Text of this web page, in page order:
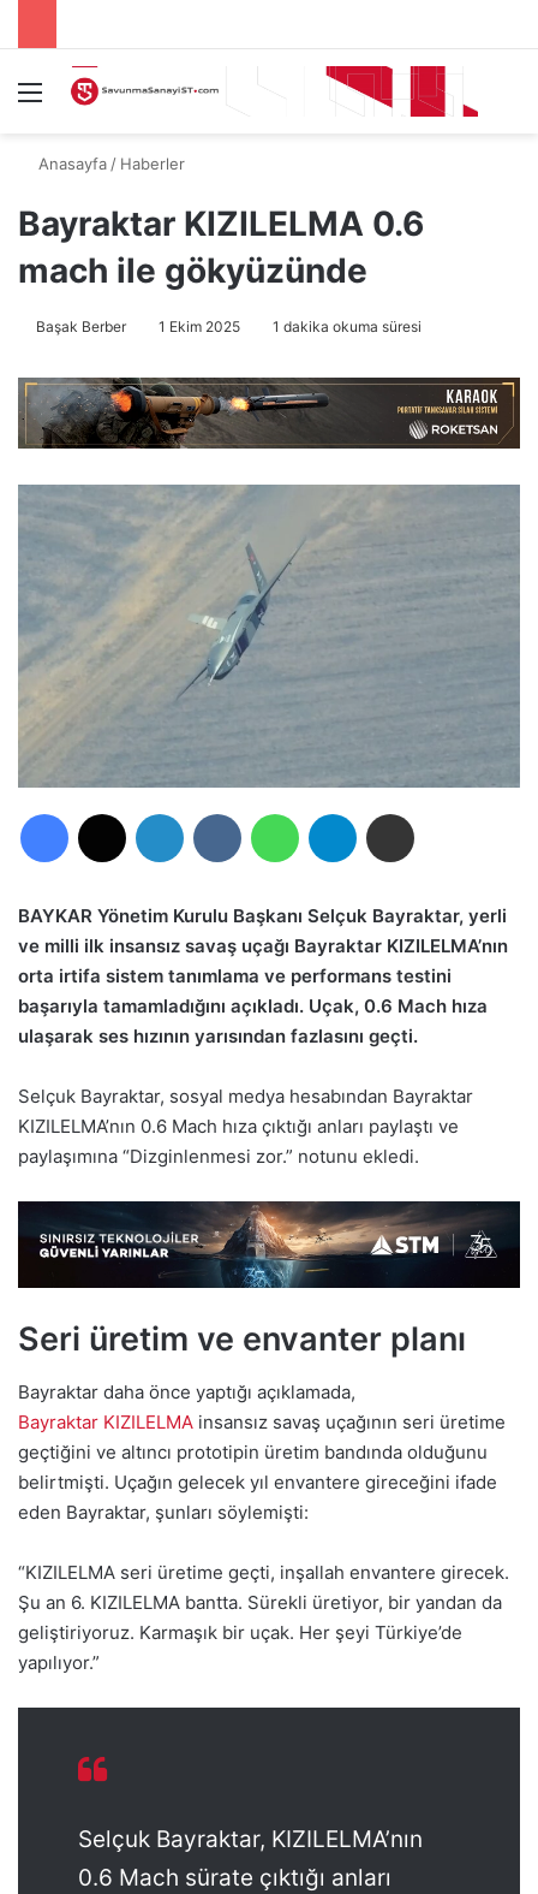
Menü
Anasayfa / Haberler
Bayraktar KIZILELMA 0.6
mach ile gökyüzünde
Başak Berber 1 Ekim 2025 1 dakika okuma süresi
BAYKAR Yönetim Kurulu Başkanı Selçuk Bayraktar, yerli
ve milli ilk insansız savaş uçağı Bayraktar KIZILELMA’nın
orta irtifa sistem tanımlama ve performans testini
başarıyla tamamladığını açıkladı. Uçak, 0.6 Mach hıza
ulaşarak ses hızının yarısından fazlasını geçti.
Selçuk Bayraktar, sosyal medya hesabından Bayraktar
KIZILELMA’nın 0.6 Mach hıza çıktığı anları paylaştı ve
paylaşımına “Dizginlenmesi zor.” notunu ekledi.
Seri üretim ve envanter planı
Bayraktar daha önce yaptığı açıklamada,
Bayraktar KIZILELMA insansız savaş uçağının seri üretime
geçtiğini ve altıncı prototipin üretim bandında olduğunu
belirtmişti. Uçağın gelecek yıl envantere gireceğini ifade
eden Bayraktar, şunları söylemişti:
“KIZILELMA seri üretime geçti, inşallah envantere girecek.
Şu an 6. KIZILELMA bantta. Sürekli üretiyor, bir yandan da
geliştiriyoruz. Karmaşık bir uçak. Her şeyi Türkiye’de
yapılıyor.”
Selçuk Bayraktar, KIZILELMA’nın
0.6 Mach sürate çıktığı anları